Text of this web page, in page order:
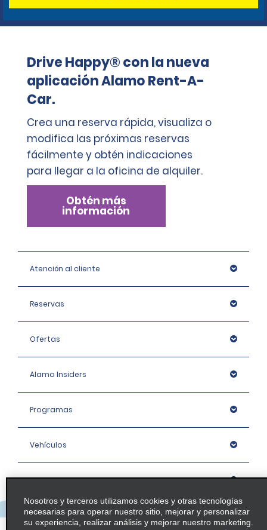
Drive Happy® con la nueva
aplicación Alamo Rent-A-
Car.
Crea una reserva rápida, visualiza o
modifica las próximas reservas
fácilmente y obtén indicaciones
para llegar a la oficina de alquiler.
Obtén más
información
Atención al cliente
Reservas
Ofertas
Alamo Insiders
Programas
Vehículos
Oficinas
Empresa
Nosotros y terceros utilizamos cookies y otras tecnologías
necesarias para operar nuestro sitio, mejorar y personalizar
su experiencia, realizar análisis y mejorar nuestro marketing.